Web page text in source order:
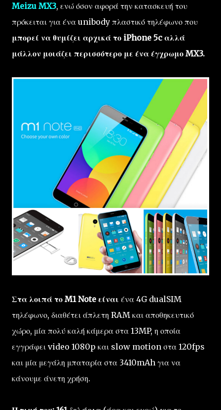
Meizu MX3, ενώ όσον αφορά την κατασκευή του
πρόκειται για ένα unibody πλαστικό τηλέφωνο που
μπορεί να θυμίζει αρχικά το iPhone 5c αλλά
μάλλον μοιάζει περισσότερο με ένα έγχρωμο MX3.
Στα λοιπά το M1 Note είναι ένα 4G dualSIM
τηλέφωνο, διαθέτει άπλετη RAM και αποθηκευτικό
χώρο, μία πολύ καλή κάμερα στα 13MP, η οποία
εγγράφει video 1080p και slow motion στα 120fps
και μία μεγάλη μπαταρία στα 3410mAh για να
κάνουμε άνετη χρήση.